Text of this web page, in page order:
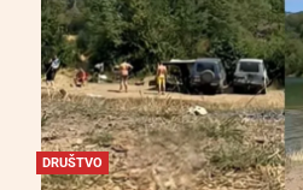
DRUŠTVO